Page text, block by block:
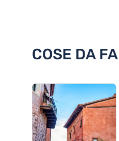
COSE DA